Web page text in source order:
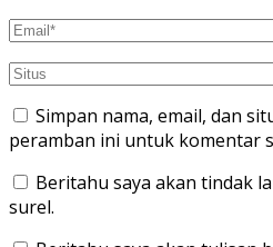
Simpan nama, email, dan
peramban ini untuk komentar
Beritahu saya akan tindak
surel.